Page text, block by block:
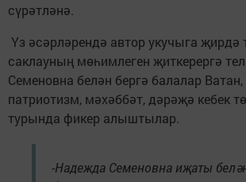
сүрәтләнә.
Үз әсәрләрендә автор укучыга
саклауның мөһимлеген җиткерергә
Семеновна белән бергә балалар
патриотизм, мәхәббәт, дәрәҗә кебек
турында фикер алыштылар.
-Надежда Семеновна иҗаты